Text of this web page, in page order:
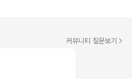
커뮤니티 질문보기